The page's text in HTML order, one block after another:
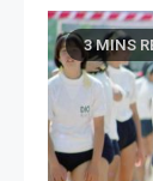
3 MINS